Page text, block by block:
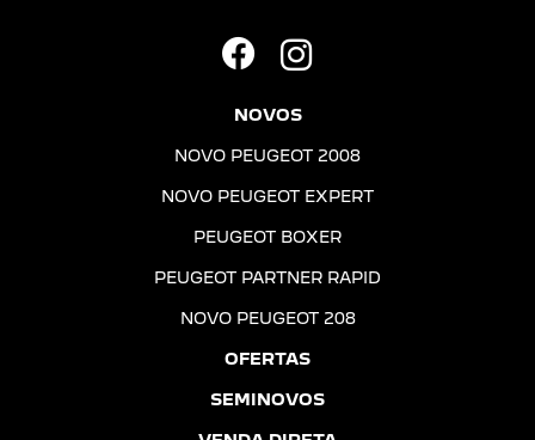
NOVOS
NOVO PEUGEOT 2008
NOVO PEUGEOT EXPERT
PEUGEOT BOXER
PEUGEOT PARTNER RAPID
NOVO PEUGEOT 208
OFERTAS
SEMINOVOS